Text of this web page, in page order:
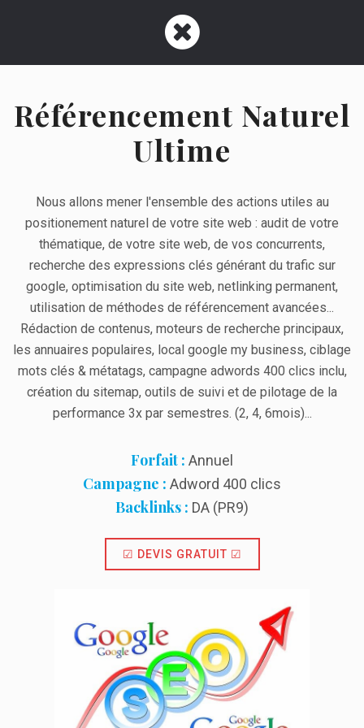
Référencement Naturel
Ultime
Nous allons mener l'ensemble des actions utiles au
positionement naturel de votre site web : audit de votre
thématique, de votre site web, de vos concurrents,
recherche des expressions clés générant du trafic sur
google, optimisation du site web, netlinking permanent,
utilisation de méthodes de référencement avancées...
Rédaction de contenus, moteurs de recherche principaux,
les annuaires populaires, local google my business, ciblage
mots clés & métatags, campagne adwords 400 clics inclu,
création du sitemap, outils de suivi et de pilotage de la
performance 3x par semestres. (2, 4, 6mois)...
Forfait : Annuel
Campagne : Adword 400 clics
Backlinks : DA (PR9)
☑ DEVIS GRATUIT ☑